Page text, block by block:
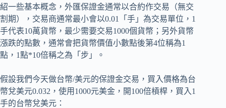
紹一些基本概念，外匯保證金通常以合約作交易（無交
割期），交易商通常最小會以0.01「手」為交易單位，1
手代表10萬貨幣，最少需要交易1000個貨幣；另外貨幣
漲跌的點數，通常會把貨幣價值小數點後第4位稱為1
點，1點*10倍稱之為「步」。
假設我們今天做台幣/美元的保證金交易，買入價格為台
幣兌美元0.032，使用1000元美金，開100倍槓桿，買入1
手的台幣兌美元：